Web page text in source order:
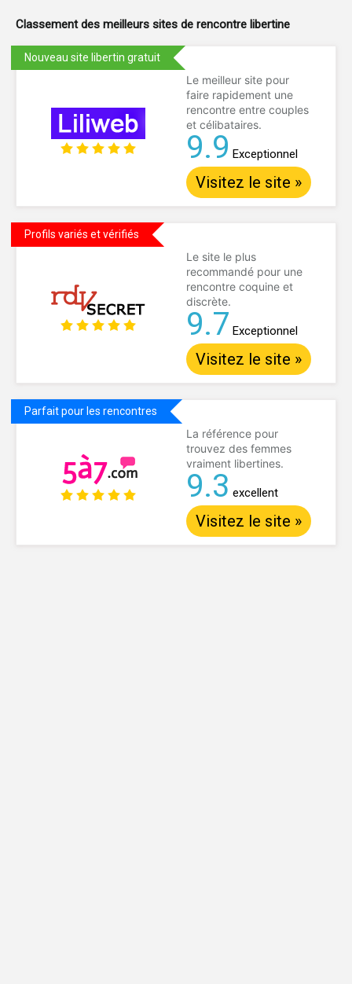
Classement des meilleurs sites de rencontre libertine
Nouveau site libertin gratuit
Le meilleur site pour
faire rapidement une
rencontre entre couples
et célibataires.
9.9 Exceptionnel
Visitez le site »
Profils variés et vérifiés
Le site le plus
recommandé pour une
rencontre coquine et
discrète.
9.7 Exceptionnel
Visitez le site »
Parfait pour les rencontres
La référence pour
trouvez des femmes
vraiment libertines.
9.3 excellent
Visitez le site »